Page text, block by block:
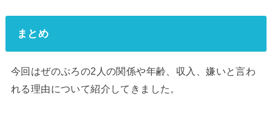
まとめ
今回はぜのぷろの2人の関係や年齢、収入、嫌いと言わ
れる理由について紹介してきました。